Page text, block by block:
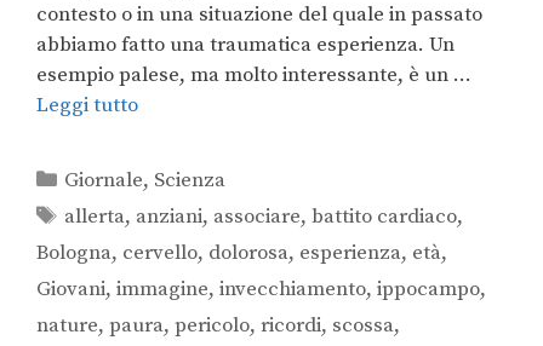
contesto o in una situazione del quale in passato
abbiamo fatto una traumatica esperienza. Un
esempio palese, ma molto interessante, è un …
Leggi tutto
Giornale, Scienza
allerta, anziani, associare,battito cardiaco,
Bologna, cervello, dolorosa, esperienza, età,
Giovani, immagine, invecchiamento, ippocampo,
nature, paura, pericolo, ricordi, scossa,